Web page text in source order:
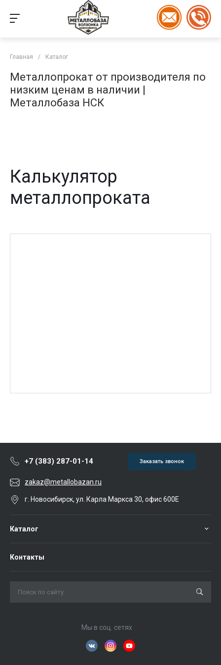
Главная / Каталог
Металлопрокат от производителя по
низким ценам в наличии |
Металлобаза НСК
Калькулятор
металлопроката
+7 (383) 287-01-14 Заказать звонок
zakaz@metallobazan.ru
г. Новосибирск, ул. Карла Маркса 30, офис 600Е
Каталог
Контакты
Мы в соц. сетях